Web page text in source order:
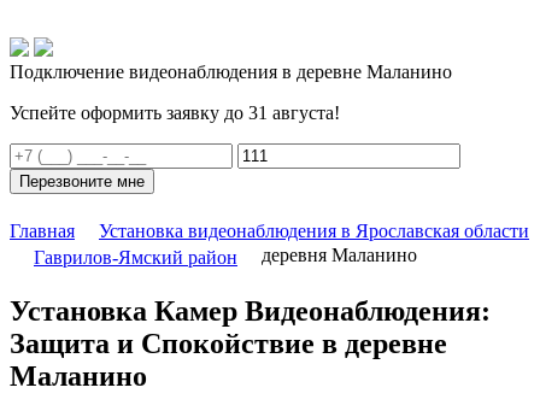
Подключение видеонаблюдения в деревне Маланино
Успейте оформить заявку до 31 августа!
Перезвоните мне
Главная
Установка видеонаблюдения в Ярославская области
Гаврилов-Ямский район
деревня Маланино
Установка Камер Видеонаблюдения:
Защита и Спокойствие в деревне
Маланино